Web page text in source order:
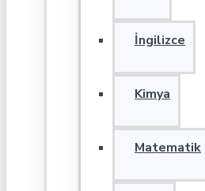
İngilizce
Kimya
Matematik